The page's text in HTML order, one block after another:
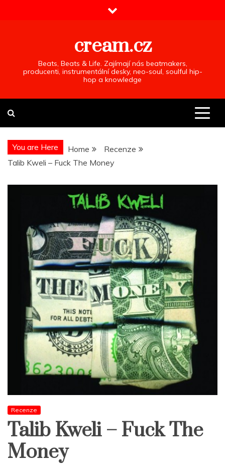
cream.cz
Beats, Beats & Life. Zajímají nás beatmakers,
producenti, instrumentální desky, neo-soul, soulful hip-
hop a knowledge
You are Here Home
Recenze
Talib Kweli – Fuck The Money
Recenze
Talib Kweli – Fuck The
Money